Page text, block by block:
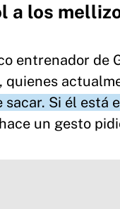
a los
entrenador de
quienes
Si él está
un gesto